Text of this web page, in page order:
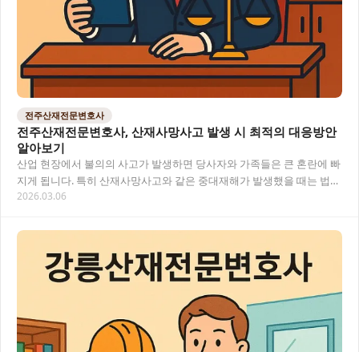
전주산재전문변호사
전주산재전문변호사, 산재사망사고 발생 시 최적의 대응방안
알아보기
산업 현장에서 불의의 사고가 발생하면 당사자와 가족들은 큰 혼란에 빠
지게 됩니다. 특히 산재사망사고와 같은 중대재해가 발생했을 때는 법적
대응과 보상 문제로 더욱 어려움을 겪게 되…
2026.03.06